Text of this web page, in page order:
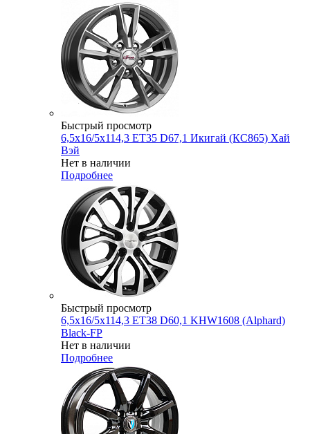
Быстрый просмотр
6,5x16/5x114,3 ET35 D67,1 Икигай (КС865) Хай
Вэй
Нет в наличии
Подробнее
Быстрый просмотр
6,5x16/5x114,3 ET38 D60,1 KHW1608 (Alphard)
Black-FP
Нет в наличии
Подробнее